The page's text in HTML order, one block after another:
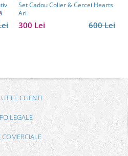
Set Cadou Colier & Cercei Hearts
Ari
600 Lei
300 Lei
CLIENTI
LEGALE
COMERCIALE